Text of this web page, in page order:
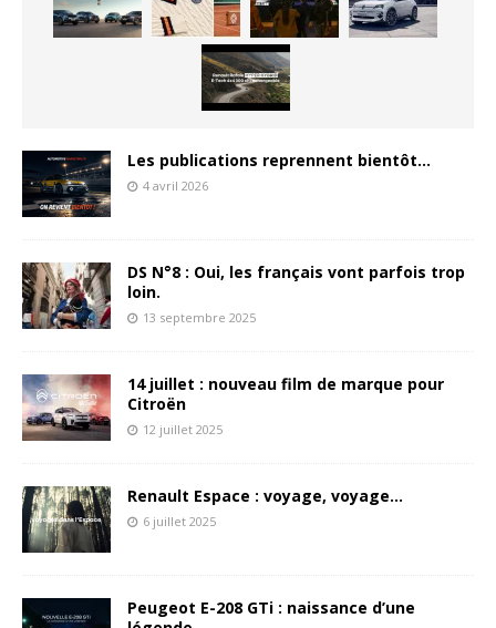
Les publications reprennent bientôt…
4 avril 2026
DS N°8 : Oui, les français vont parfois trop
loin.
13 septembre 2025
14 juillet : nouveau film de marque pour
Citroën
12 juillet 2025
Renault Espace : voyage, voyage…
6 juillet 2025
Peugeot E-208 GTi : naissance d’une